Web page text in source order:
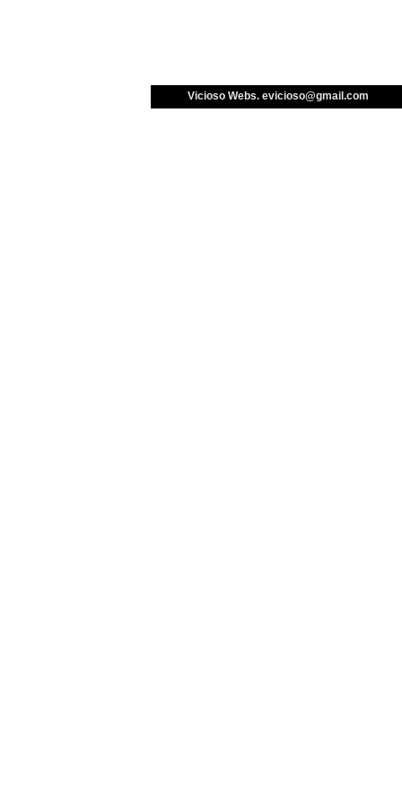
Vicioso Webs. evicioso@gmail.com